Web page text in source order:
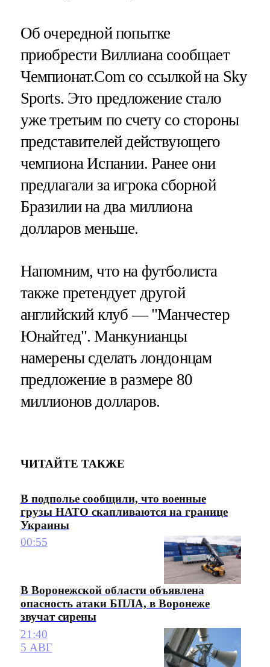
Об очередной попытке
приобрести Виллиана сообщает
Чемпионат.Com со ссылкой на Sky
Sports. Это предложение стало
уже третьим по счету со стороны
представителей действующего
чемпиона Испании. Ранее они
предлагали за игрока сборной
Бразилии на два миллиона
долларов меньше.
Напомним, что на футболиста
также претендует другой
английский клуб — "Манчестер
Юнайтед". Манкунианцы
намерены сделать лондонцам
предложение в размере 80
миллионов долларов.
ЧИТАЙТЕ ТАКЖЕ
В подполье сообщили, что военные
грузы НАТО скапливаются на границе
Украины
00:55
В Воронежской области объявлена
опасность атаки БПЛА, в Воронеже
звучат сирены
21:40
5 АВГ